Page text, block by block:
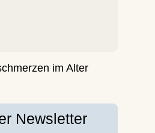
im Alter
Newsletter